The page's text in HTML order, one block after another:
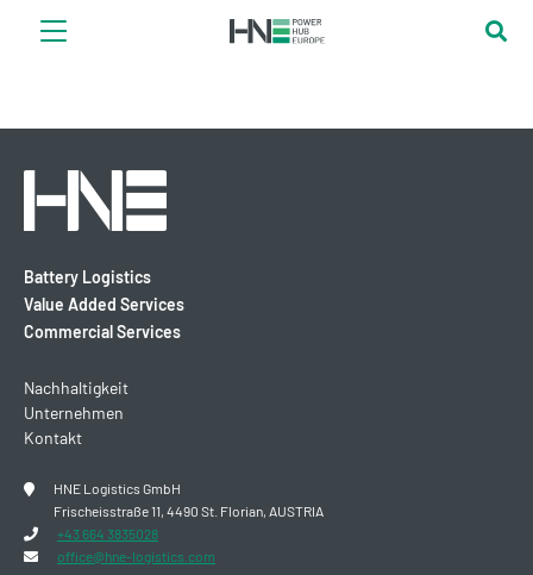
Battery Logistics
Value Added Services
Commercial Services
Nachhaltigkeit
Unternehmen
Kontakt
HNE Logistics GmbH
Frischeisstraße 11, 4490 St. Florian, AUSTRIA
+43 664 3835028
office@hne-logistics.com